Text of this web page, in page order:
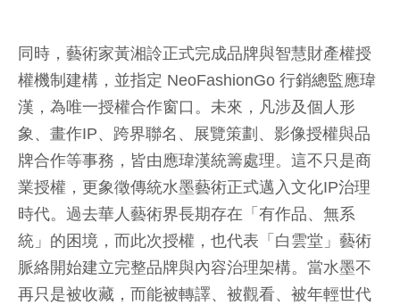
同時，藝術家黃湘詅正式完成品牌與智慧財產權授
權機制建構，並指定 NeoFashionGo 行銷總監應瑋
漢，為唯一授權合作窗口。未來，凡涉及個人形
象、畫作IP、跨界聯名、展覽策劃、影像授權與品
牌合作等事務，皆由應瑋漢統籌處理。這不只是商
業授權，更象徵傳統水墨藝術正式邁入文化IP治理
時代。過去華人藝術界長期存在「有作品、無系
統」的困境，而此次授權，也代表「白雲堂」藝術
脈絡開始建立完整品牌與內容治理架構。當水墨不
再只是被收藏，而能被轉譯、被觀看、被年輕世代